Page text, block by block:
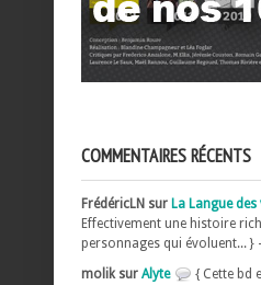
COMMENTAIRES RÉCENTS
FrédéricLN sur La Langue des
Effectivement une histoire
personnages qui évoluent... }
molik sur Alyte
{ Cette bd